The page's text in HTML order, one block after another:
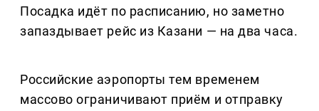
Посадка идёт по расписанию, но заметно
запаздывает рейс из Казани — на два часа.
Российские аэропорты тем временем
массово ограничивают приём и отправку